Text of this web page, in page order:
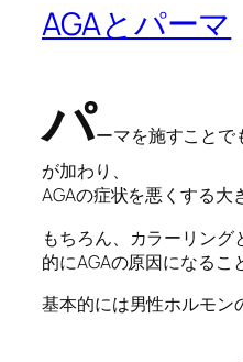
AGAとパーマ
パーマを施すことで
が加わり、
AGAの症状を悪くする大
もちろん、カラーリン
的にAGAの原因になるこ
基本的には男性ホルモン